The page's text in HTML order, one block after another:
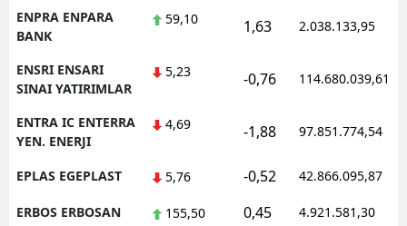
ENPRA ENPARA
BANK
59,10 1,63 2.038.133,95
ENSRI ENSARI
SINAI YATIRIMLAR
5,23 -0,76 114.680.039,61
ENTRA IC ENTERRA
YEN. ENERJI
4,69 -1,88 97.851.774,54
EPLAS EGEPLAST 5,76 -0,52 42.866.095,87
ERBOS ERBOSAN 155,50 0,45 4.921.581,30